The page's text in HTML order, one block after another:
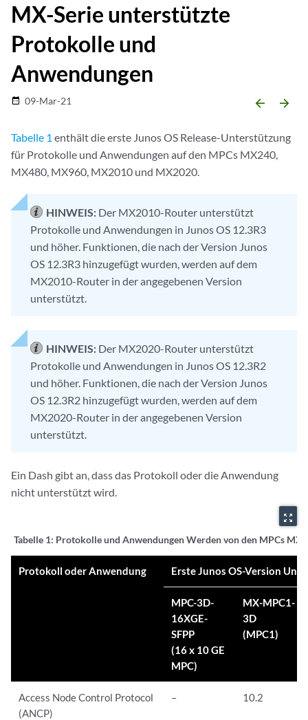
MX-Serie unterstützte
Protokolle und
Anwendungen
date_range 09-Mar-21 arrow_backward arrow_forward
Tabelle 1 enthält die erste Junos OS Release-Unterstützung
für Protokolle und Anwendungen auf den MPCs MX240,
MX480, MX960, MX2010 und MX2020.
HINWEIS: Der MX2010-Router unterstützt
Protokolle und Anwendungen in Junos OS 12.3R3
und höher. Funktionen, die nach der Version Junos
OS 12.3R3 hinzugefügt wurden, werden auf dem
MX2010-Router in der angegebenen Version
unterstützt.
HINWEIS: Der MX2020-Router unterstützt
Protokolle und Anwendungen in Junos OS 12.3R2
und höher. Funktionen, die nach der Version Junos
OS 12.3R2 hinzugefügt wurden, werden auf dem
MX2020-Router in der angegebenen Version
unterstützt.
Ein Dash gibt an, dass das Protokoll oder die Anwendung
nicht unterstützt wird.
zoom_out_map
Tabelle 1: Protokolle und Anwendungen Werden von den MPCs
Protokoll oder Anwendung Erste Junos OS-Version
MPC-3D-
16XGE-
SFPP
(16 x 10 GE
MPC)
MX-MPC1-
3D
(MPC1)
Access Node Control Protocol
(ANCP)
– 10.2